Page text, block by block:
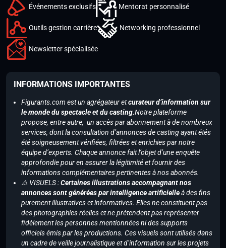
Événements exclusifs Mentorat personnalisé
Outils gestion carrière Networking professionnel
Newsletter spécialisée
INFORMATIONS IMPORTANTES
Figurants.com est un agrégateur etcurateur d’information sur
le monde du spectacle et du casting.Notre plateforme
propose, entre autre, un accès par abonnement à de nombreux
services, dont la consultation d’annonces de casting ayant étés
été soigneusement vérifiées, filtrées et enrichies par notre
équipe d’experts. Chaque annonce fait l’objet d’une enquête
approfondie pour en assurer la légitimité et fournir des
informations complémentaires pertinentes à nos abonnés.
⚠️ VISUELS :Certaines illustrations accompagnant nos
annonces sont générées par intelligence artificielleà des fins
purement illustratives et informatives. Elles ne constituent pas
des photographies réelles et ne prétendent pas représenter
fidèlement les personnes mentionnées ni des supports
officiels émis par les productions. Ces visuels sont utilisés dans
un cadre de veille journalistique et d’information sur les projets